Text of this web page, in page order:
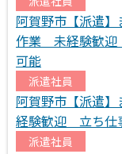
阿賀野市【派遣
作業 未経験歓
可能
派遣社員
阿賀野市【派遣
経験歓迎 立ち仕
派遣社員